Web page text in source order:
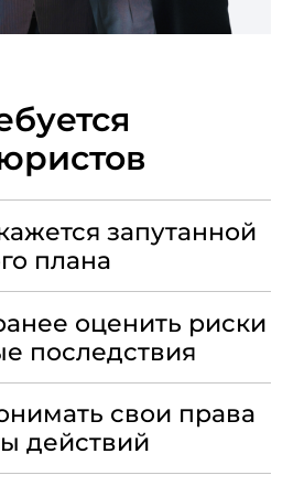
запутанной
плана
оценить риски
последствия
свои права
действий